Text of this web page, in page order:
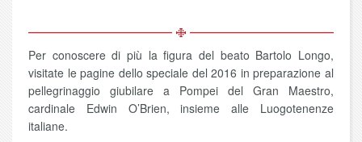
Per conoscere di più la figura del beato Bartolo Longo,
visitate le pagine dello speciale del 2016 in preparazione al
pellegrinaggio giubilare a Pompei del Gran Maestro,
cardinale Edwin O’Brien, insieme alle Luogotenenze
italiane.